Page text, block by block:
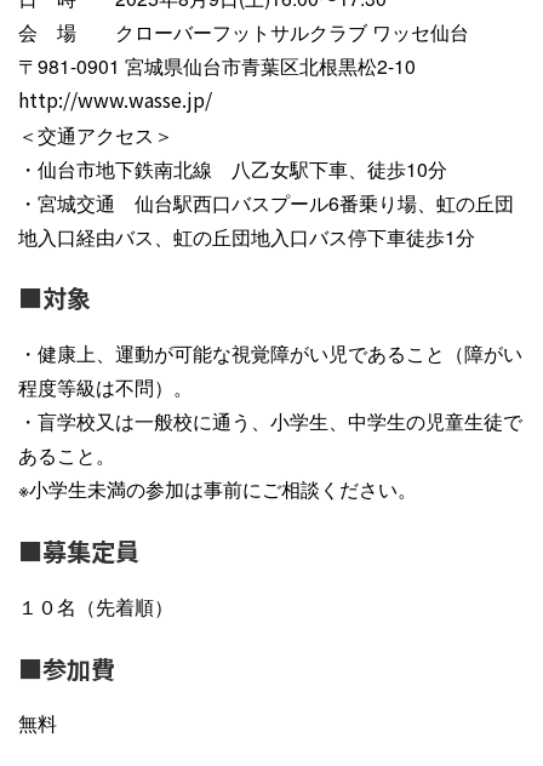
会 場 クローバーフットサルクラブ ワッセ仙台
〒981-0901 宮城県仙台市青葉区北根黒松2-10
http://www.wasse.jp/
＜交通アクセス＞
・仙台市地下鉄南北線 八乙女駅下車、徒歩10分
・宮城交通 仙台駅西口バスプール6番乗り場、虹の丘団
地入口経由バス、虹の丘団地入口バス停下車徒歩1分
■対象
・健康上、運動が可能な視覚障がい児であること（障がい
程度等級は不問）。
・盲学校又は一般校に通う、小学生、中学生の児童生徒で
あること。
※小学生未満の参加は事前にご相談ください。
■募集定員
１０名（先着順）
■参加費
無料